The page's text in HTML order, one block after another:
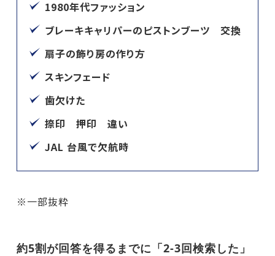
1980年代ファッション
ブレーキキャリパーのピストンブーツ 交換
扇子の飾り房の作り方
スキンフェード
歯欠けた
捺印 押印 違い
JAL 台風で欠航時
※一部抜粋
約5割が回答を得るまでに「2-3回検索した」